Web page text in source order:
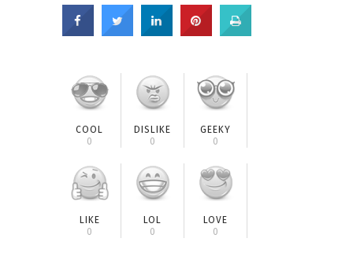
COOL
0
DISLIKE
0
GEEKY
0
LIKE
0
LOL
0
LOVE
0